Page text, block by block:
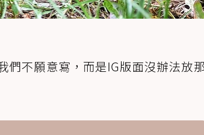
們不願意寫，而是IG版面沒辦法放那